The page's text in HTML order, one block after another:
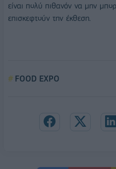
είναι πολύ πιθανόν να μην
επισκεφτούν την έκθεση.
FOOD EXPO